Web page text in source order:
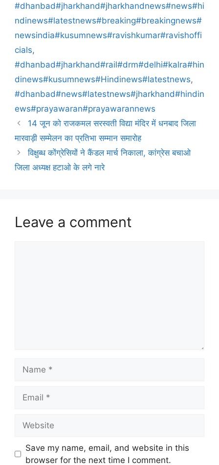
#dhanbad#jharkhand#jharkhandnews#news#hi
ndinews#latestnews#breaking#breakingnews#
newsindia#kusumnews#ravishkumar#ravishoffi
cials,
#dhanbad#jharkhand#rail#drm#delhi#kalra#hin
dinews#kusumnews#Hindinews#latestnews,
#dhanbad#news#latestnews#jharkhand#hindin
ews#prayawaran#prayawarannews
14 जून को राजकमल सरस्वती विद्या मंदिर में धनबाद जिला
मारवाड़ी सम्मेलन का प्रतिभा सम्मान समारोह
विक्षुब्ध कोंग्रेसियों ने कैंडल मार्च निकाला, कांग्रेस बचाओ
जिला अध्यक्ष हटाओ के लगे नारे
Leave a comment
Save my name, email, and website in this
browser for the next time I comment.